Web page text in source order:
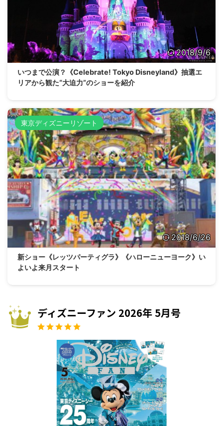
2018/9/6
いつまで公演？《Celebrate! Tokyo Disneyland》抽選エ
リアから観た“大迫力”のショーを紹介
東京ディズニーリゾート
2018/6/26
新ショー《レッツパーティグラ》《ハローニューヨーク》い
よいよ来月スタート
ディズニーファン 2026年 5月号